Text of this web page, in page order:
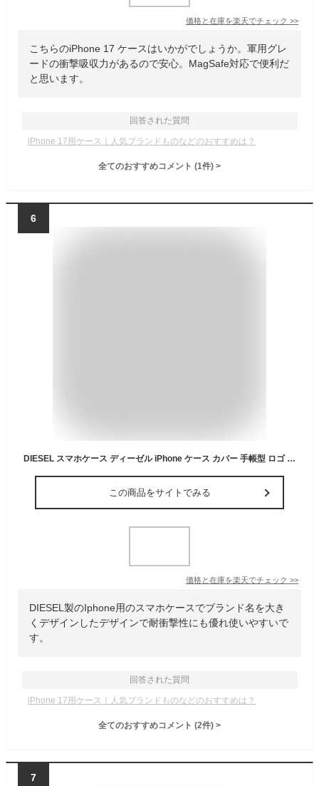
価格と在庫を楽天でチェック >>
こちらのiPhone 17 ケースはいかがでしょうか。軍用グレ
ードの衝撃吸収力があるので安心。MagSafe対応で便利だ
と思います。
回答された質問
iPhone 17用ケース｜人気ブランドものなどのおすすめは？
全てのおすすめコメント (1件) >
6
DIESEL スマホケース ディーゼル iPhone ケース カバー 手帳型 ロゴ iPhone17 iPhone17promax iPhone16 iPhone16pro max plus ケース iPhone15 ケース iPhone16pro ケース iPhone14 13 12 カード収納 ラバープリント 耐衝撃 ブランド メンズ レディース ※当店限定1年保証※
この商品をサイトでみる
価格と在庫を楽天でチェック >>
DIESEL製のIphone用のスマホケースでブランド名を大き
くデザインしたデザインで耐衝撃性にも優れ使いやすいで
す。
回答された質問
iPhone 17用ケース｜人気ブランドものなどのおすすめは？
全てのおすすめコメント (2件) >
7